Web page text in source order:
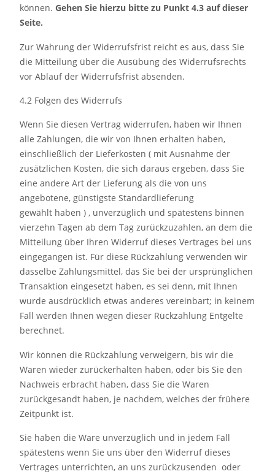
können. Gehen Sie hierzu bitte zu Punkt 4.3 auf dieser
Seite.
Zur Wahrung der Widerrufsfrist reicht es aus, dass Sie
die Mitteilung über die Ausübung des Widerrufsrechts
vor Ablauf der Widerrufsfrist absenden.
4.2 Folgen des Widerrufs
Wenn Sie diesen Vertrag widerrufen, haben wir Ihnen
alle Zahlungen, die wir von Ihnen erhalten haben,
einschließlich der Lieferkosten ( mit Ausnahme der
zusätzlichen Kosten, die sich daraus ergeben, dass Sie
eine andere Art der Lieferung als die von uns
angebotene, günstigste Standardlieferung
gewählt haben ) , unverzüglich und spätestens binnen
vierzehn Tagen ab dem Tag zurückzuzahlen, an dem die
Mitteilung über Ihren Widerruf dieses Vertrages bei uns
eingegangen ist. Für diese Rückzahlung verwenden wir
dasselbe Zahlungsmittel, das Sie bei der ursprünglichen
Transaktion eingesetzt haben, es sei denn, mit Ihnen
wurde ausdrücklich etwas anderes vereinbart; in keinem
Fall werden Ihnen wegen dieser Rückzahlung Entgelte
berechnet.
Wir können die Rückzahlung verweigern, bis wir die
Waren wieder zurückerhalten haben, oder bis Sie den
Nachweis erbracht haben, dass Sie die Waren
zurückgesandt haben, je nachdem, welches der frühere
Zeitpunkt ist.
Sie haben die Ware unverzüglich und in jedem Fall
spätestens wenn Sie uns über den Widerruf dieses
Vertrages unterrichten, an uns zurückzusenden oder